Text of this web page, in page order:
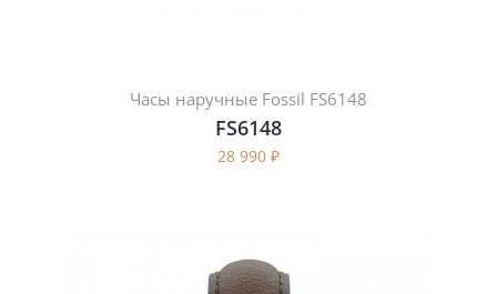
Часы наручные Fossil FS6148
FS6148
28 990 ₽